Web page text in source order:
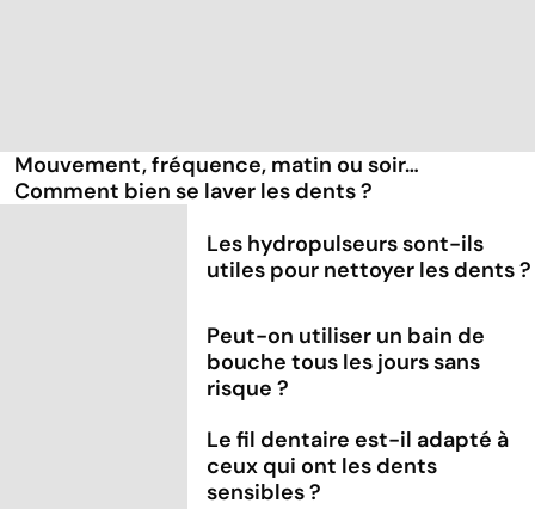
Mouvement, fréquence, matin ou soir…
Comment bien se laver les dents ?
Les hydropulseurs sont-ils
utiles pour nettoyer les dents ?
Peut-on utiliser un bain de
bouche tous les jours sans
risque ?
Le fil dentaire est-il adapté à
ceux qui ont les dents
sensibles ?